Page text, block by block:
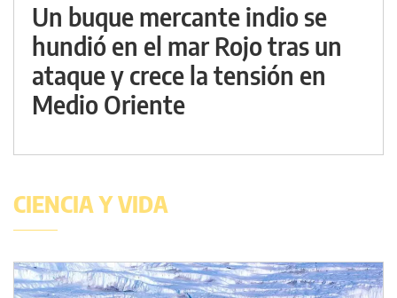
Un buque mercante indio se
hundió en el mar Rojo tras un
ataque y crece la tensión en
Medio Oriente
CIENCIA Y VIDA